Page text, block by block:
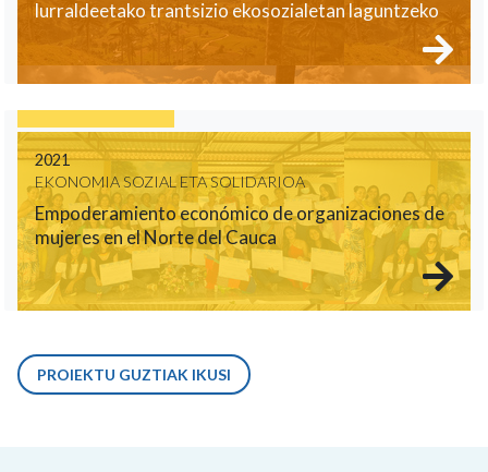
lurraldeetako trantsizio ekosozialetan laguntzeko
2021
EKONOMIA SOZIAL ETA SOLIDARIOA
Empoderamiento económico de organizaciones de
mujeres en el Norte del Cauca
PROIEKTU GUZTIAK IKUSI